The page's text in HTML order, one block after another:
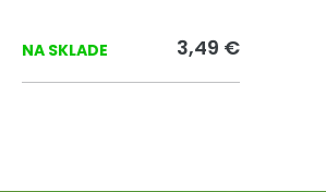
NA SKLADE 3,49 €